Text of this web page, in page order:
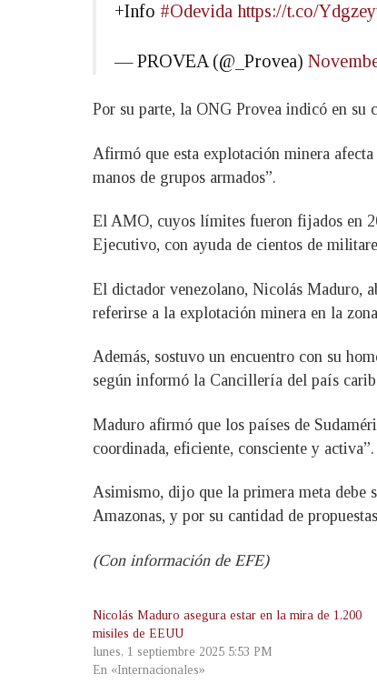
+Info #Odevida https://t.co/
— PROVEA (@_Provea)
Por su parte, la ONG Provea indicó en su
Afirmó que esta explotación minera
manos de grupos armados”.
El AMO, cuyos límites fueron fijados en
Ejecutivo, con ayuda de cientos de
El dictador venezolano, Nicolás Maduro,
referirse a la explotación minera en la
Además, sostuvo un encuentro con su
según informó la Cancillería del país
Maduro afirmó que los países de
coordinada, eficiente, consciente y activa”.
Asimismo, dijo que la primera meta debe
Amazonas, y por su cantidad de
(Con información de EFE)
Nicolás Maduro asegura estar en la mira de 1,200
misiles de EEUU
lunes, 1 septiembre 2025 5:53 PM
En «Internacionales»